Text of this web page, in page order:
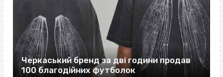
Черкаський бренд за дві години продав
100 благодійних футболок